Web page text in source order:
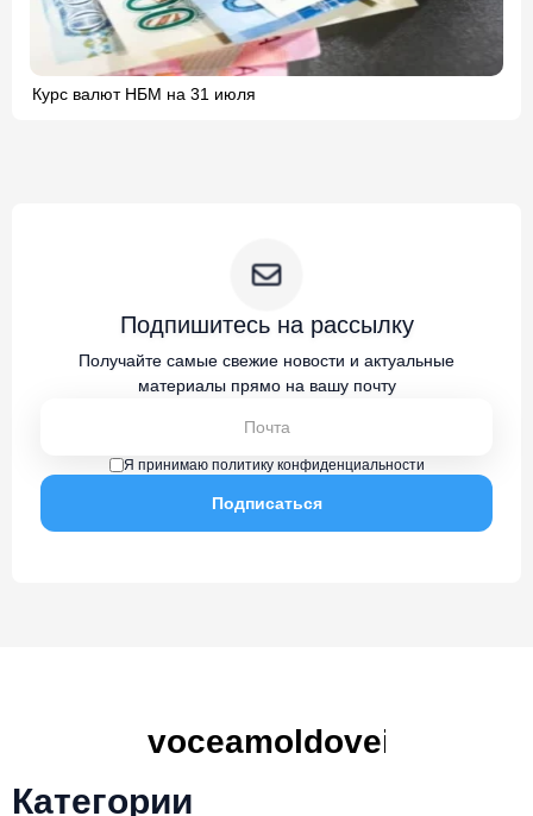
Курс валют НБМ на 31 июля
Подпишитесь на рассылку
Получайте самые свежие новости и актуальные
материалы прямо на вашу почту
Я принимаю политику конфиденциальности
Категории